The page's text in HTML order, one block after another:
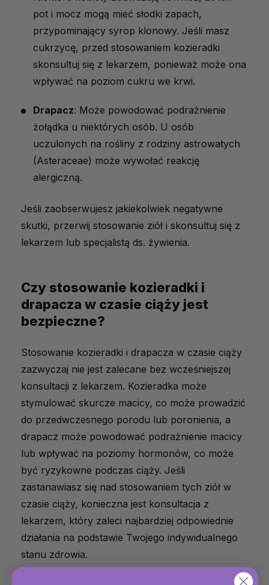
pot i mocz mogą mieć słodki zapach,
przypominający syrop klonowy. Jeśli masz
cukrzycę, przed stosowaniem kozieradki
skonsultuj się z lekarzem, ponieważ może ona
wpływać na poziom cukru we krwi.
Drapacz: Może powodować podrażnienie
żołądka u niektórych osób. U osób
uczulonych na rośliny z rodziny astrowatych
(Asteraceae) może wywołać reakcję
alergiczną.
Jeśli zaobserwujesz jakiekolwiek negatywne
skutki, przerwij stosowanie ziół i skonsultuj się z
lekarzem lub specjalistą ds. żywienia.
Czy stosowanie kozieradki i
drapacza w czasie ciąży jest
bezpieczne?
Stosowanie kozieradki i drapacza w czasie ciąży
zazwyczaj nie jest zalecane bez wcześniejszej
konsultacji z lekarzem. Kozieradka może
stymulować skurcze macicy, co może prowadzić
do przedwczesnego porodu lub poronienia, a
drapacz może powodować podrażnienie macicy
lub wpływać na poziomy hormonów, co może
być ryzykowne podczas ciąży. Jeśli
zastanawiasz się nad stosowaniem tych ziół w
czasie ciąży, konieczna jest konsultacja z
lekarzem, który zaleci najbardziej odpowiednie
działania na podstawie Twojego indywidualnego
stanu zdrowia.